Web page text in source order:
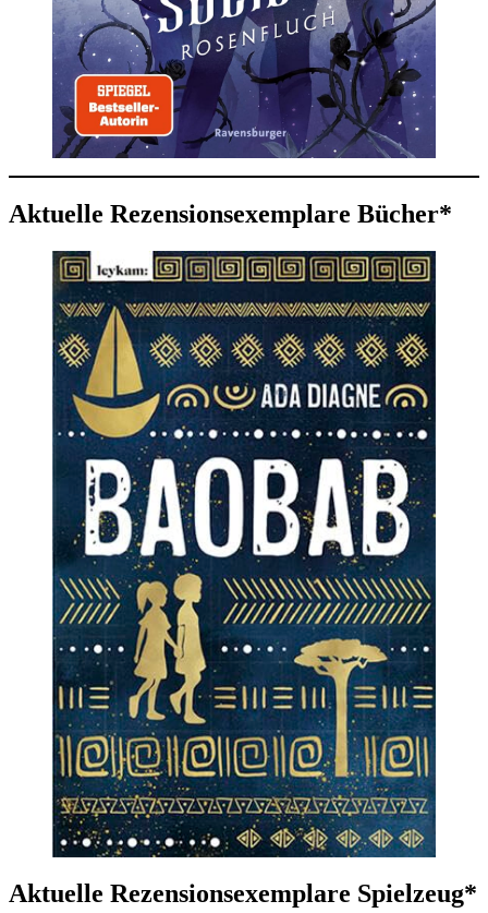
Aktuelle Rezensionsexemplare Bücher*
Aktuelle Rezensionsexemplare Spielzeug*